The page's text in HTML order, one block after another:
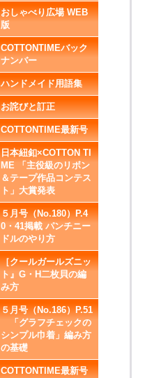
おしゃべり広場 WEB
版
COTTONTIMEバック
ナンバー
ハンドメイド用語集
お詫びと訂正
COTTONTIME最新号
日本紐釦×COTTON TI
ME 「主役級のリボン
＆テープ作品コンテス
ト」大賞発表
５月号（No.180）P.4
0・41掲載 パンチニー
ドルのやり方
［クールガールズニッ
ト』G・H二枚貝の編
み方
５月号（No.186）P.51
「グラフチェックの
シンプル巾着」編み方
の基礎
COTTONTIME最新号